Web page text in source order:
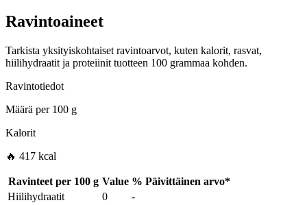
Ravintoaineet
Tarkista yksityiskohtaiset ravintoarvot, kuten kalorit, rasvat,
hiilihydraatit ja proteiinit tuotteen 100 grammaa kohden.
Ravintotiedot
Määrä per100 g
Kalorit
🔥 417 kcal
Ravinteet per 100 g Value % Päivittäinen arvo*
Hiilihydraatit
0
-